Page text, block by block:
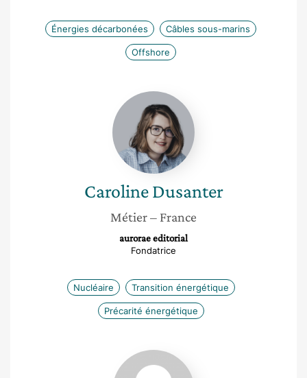
Énergies décarbonées Câbles sous-marins
Offshore
Caroline
Dusanter
Caroline Dusanter
Métier– France
aurorae editorial
Fondatrice
Nucléaire Transition énergétique
Précarité énergétique
Marlène
Moutel